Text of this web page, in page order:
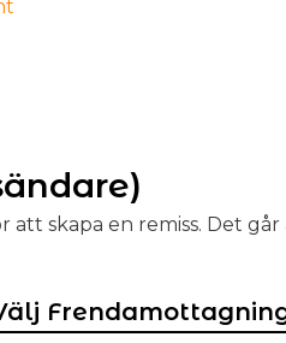
att skapa en remiss. Det